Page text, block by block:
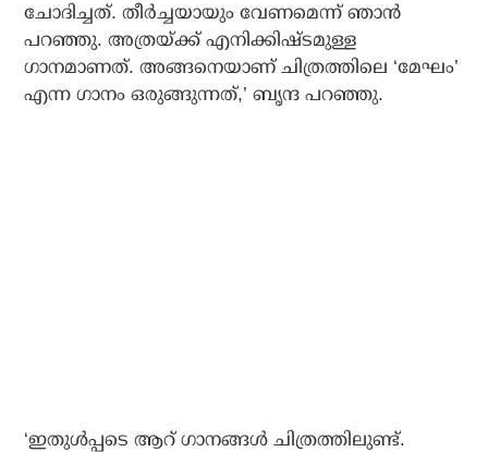
ചോദിച്ചത്. തീര്‍ച്ചയായും വേണമെന്ന് ഞാന്‍
പറഞ്ഞു. അത്രയ്ക്ക് എനിക്കിഷ്ടമുള്ള
ഗാനമാണത്. അങ്ങനെയാണ് ചിത്രത്തിലെ ‘മേഘം’
എന്ന ഗാനം ഒരുങ്ങുന്നത്,’ ബൃന്ദ പറഞ്ഞു.
‘ഇതുള്‍പ്പടെ ആറ് ഗാനങ്ങള്‍ ചിത്രത്തിലുണ്ട്.